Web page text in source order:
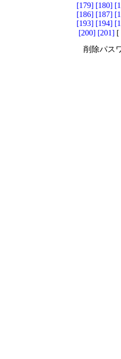
[179] [180]
[186] [187]
[193] [194]
[200] [201] [
削除パス